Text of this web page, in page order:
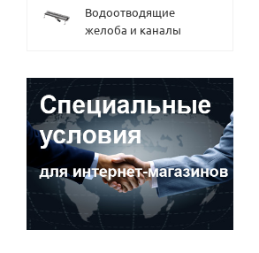
Водоотводящие
желоба и каналы